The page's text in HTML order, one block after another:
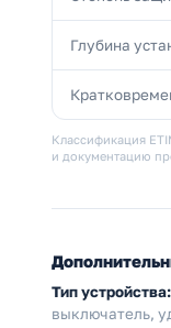
Глубина
Классификация
и документацию
Тип устройства:
выключатель,